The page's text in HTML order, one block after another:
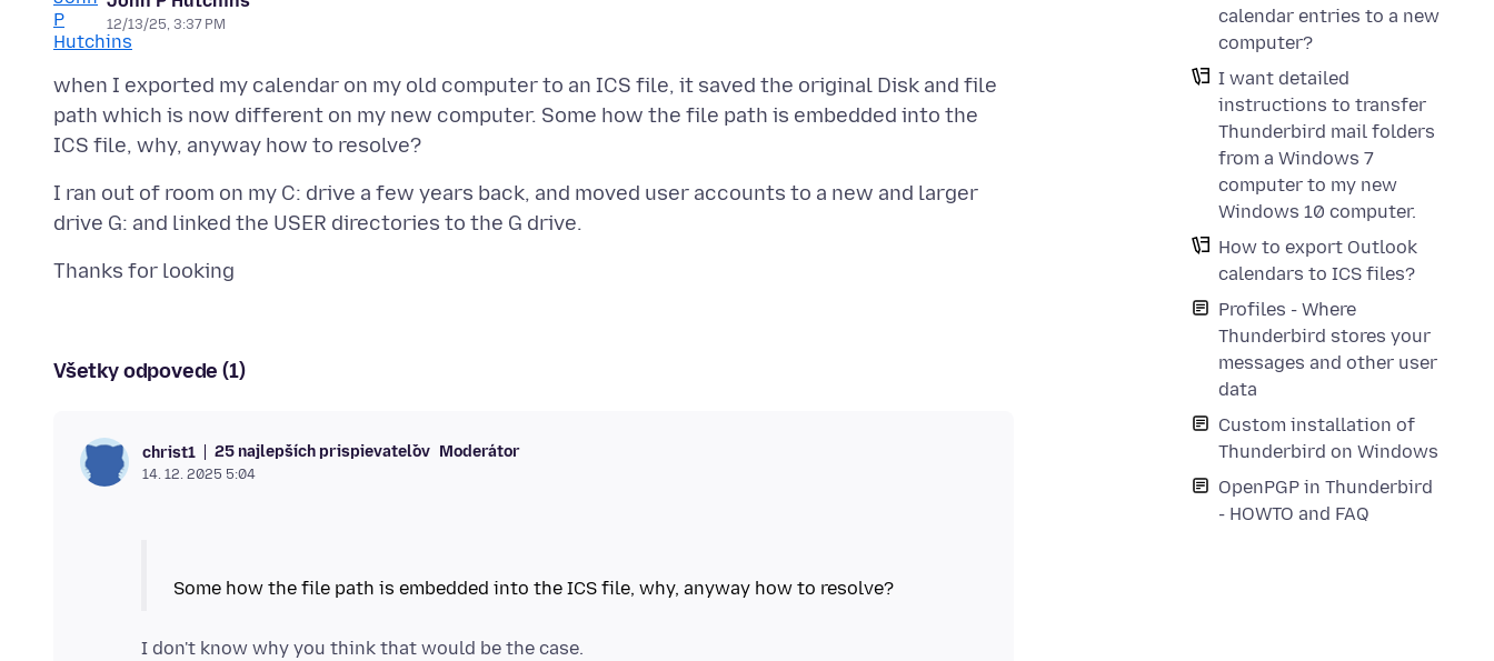
calendar entries to a new
computer?
I want detailed
instructions to transfer
Thunderbird mail folders
from a Windows 7
computer to my new
Windows 10 computer.
How to export Outlook
calendars to ICS files?
Profiles - Where
Thunderbird stores your
messages and other user
data
Custom installation of
Thunderbird on Windows
OpenPGP in Thunderbird
- HOWTO and FAQ
12/13/25, 3:37 PM
when I exported my calendar on my old computer to an ICS file, it saved the original Disk and file
path which is now different on my new computer. Some how the file path is embedded into the
I ran out of room on my C: drive a few years back, and moved user accounts to a new and larger
Všetky odpovede (1)
christ1 25 najlepších prispievateľov Moderátor
14. 12. 2025 5:04